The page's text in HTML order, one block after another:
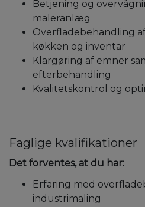
Betjening og
maleranlæg
Overfladebehandling
køkken og inventar
Klargøring af emner
efterbehandling
Kvalitetskontrol og
Faglige kvalifikationer
Det forventes, at du har:
Erfaring med
industrimaling